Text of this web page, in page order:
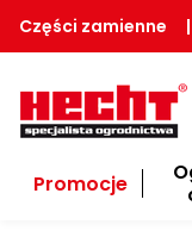
Części zamienne |
Promocje